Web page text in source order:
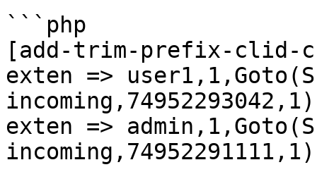
```php
[add-trim-prefix-clid-
exten =>
incoming,74952293042,1)
exten =>
incoming,74952291111,1)